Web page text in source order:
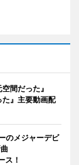
間だった』
た』主要動画配
のメジャーデビ
ス！